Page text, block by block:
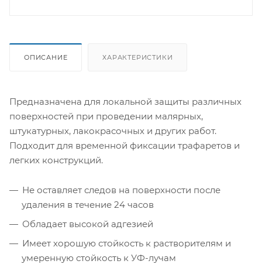
ОПИСАНИЕ ХАРАКТЕРИСТИКИ
Предназначена для локальной защиты различных
поверхностей при проведении малярных,
штукатурных, лакокрасочных и других работ.
Подходит для временной фиксации трафаретов и
легких конструкций.
Не оставляет следов на поверхности после
удаления в течение 24 часов
Обладает высокой адгезией
Имеет хорошую стойкость к растворителям и
умеренную стойкость к УФ-лучам